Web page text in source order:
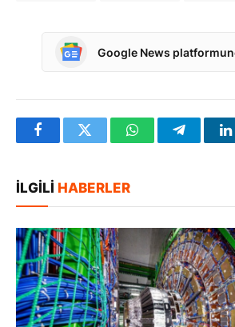
Google News
FacebookTwitter WhatsAppTelegram
İLGILI HABERLER